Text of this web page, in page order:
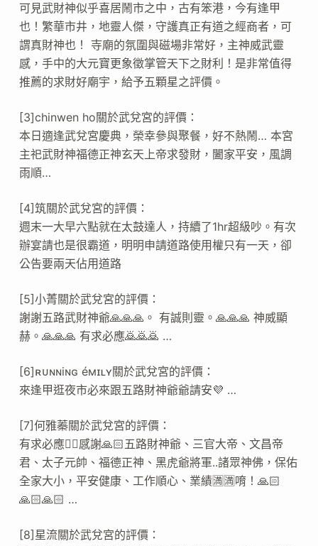
可見武財神似乎喜居鬧市之中，古有笨港，今有逢甲
也！繁華市井，地靈人傑，守護真正有道之經商者，可
謂真財神也！ 寺廟的氛圍與磁場非常好，主神威武靈
感，手中的大元寶更象徵掌管天下之財利！是非常值得
推薦的求財好廟宇，給予五顆星之評價。
[3]chinwen ho關於武兌宮的評價：
本日適逢武兌宮慶典，榮幸參與聚餐，好不熱鬧… 本宮
主祀武財神福德正神玄天上帝求發財，闔家平安，風調
雨順…
[4]筑關於武兌宮的評價：
週末一大早六點就在太鼓達人，持續了1hr超級吵。有次
辦宴請也是很霸道，明明申請道路使用權只有一天，卻
公告要兩天佔用道路
[5]小菁關於武兌宮的評價：
謝謝五路武財神爺🙏🙏🙏。 有誠則靈。🙏🙏🙏 神威顯
赫。🙏🙏🙏 有求必應🙇🙇🙇 …
[6]ʀᴜɴɴiɴɢ éмɪʟʏ關於武兌宮的評價：
來逢甲逛夜市必來跟五路財神爺爺請安💜 …
[7]何雅蓁關於武兌宮的評價：
有求必應👍🏻感謝🙏🏻五路財神爺、三官大帝、文昌帝
君、太子元帥、福德正神、黑虎爺將軍..諸眾神佛，保佑
全家大小，平安健康、工作順心、業績🈵️🈵️唷！🙏🏻
🙏🏻🙏🏻 …
[8]星流關於武兌宮的評價：